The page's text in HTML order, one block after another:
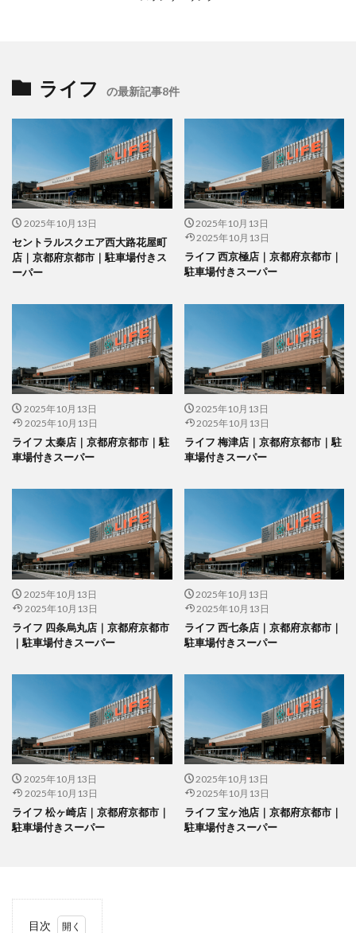
ライフ の最新記事8件
2025年10月13日
セントラルスクエア西大路花屋町
店｜京都府京都市｜駐車場付きス
ーパー
2025年10月13日
2025年10月13日
ライフ 西京極店｜京都府京都市｜
駐車場付きスーパー
2025年10月13日
2025年10月13日
ライフ 太秦店｜京都府京都市｜駐
車場付きスーパー
2025年10月13日
2025年10月13日
ライフ 梅津店｜京都府京都市｜駐
車場付きスーパー
2025年10月13日
2025年10月13日
ライフ 四条烏丸店｜京都府京都市
｜駐車場付きスーパー
2025年10月13日
2025年10月13日
ライフ 西七条店｜京都府京都市｜
駐車場付きスーパー
2025年10月13日
2025年10月13日
ライフ 松ヶ崎店｜京都府京都市｜
駐車場付きスーパー
2025年10月13日
2025年10月13日
ライフ 宝ヶ池店｜京都府京都市｜
駐車場付きスーパー
目次